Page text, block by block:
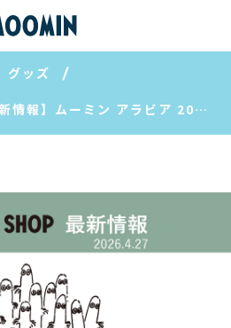
グッズ
【ムーミンショップ最新情報】ムーミン アラビア 2026 サマー/「ぬいポーチ」や文明堂の母の日カステラが登場！